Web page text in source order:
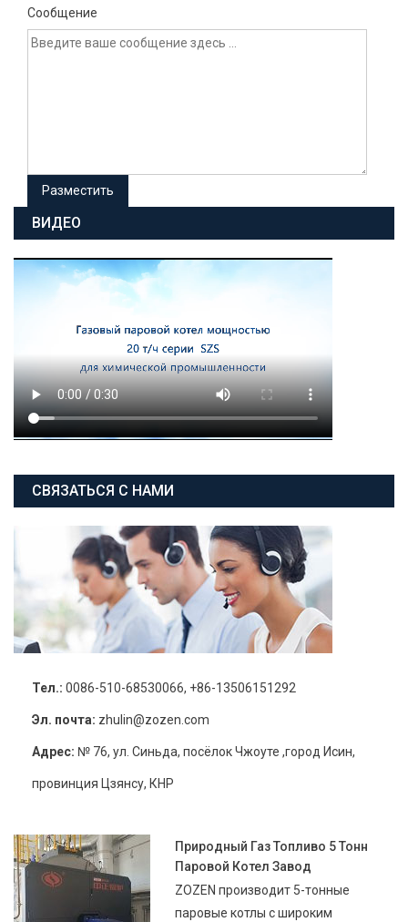
Сообщение
ВИДЕО
СВЯЗАТЬСЯ С НАМИ
Тел.: 0086-510-68530066, +86-13506151292
Эл. почта: zhulin@zozen.com
Адрес: № 76, ул. Синьда, посёлок Чжоуте ,город Исин,
провинция Цзянсу, КНР
Природный Газ Топливо 5 Тонн
Паровой Котел Завод
ZOZEN производит 5-тонные
паровые котлы с широким